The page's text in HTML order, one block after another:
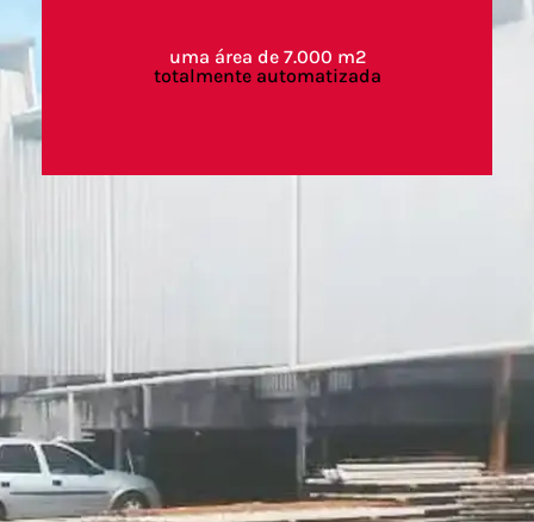
uma área de 7.000 m2
totalmente automatizada